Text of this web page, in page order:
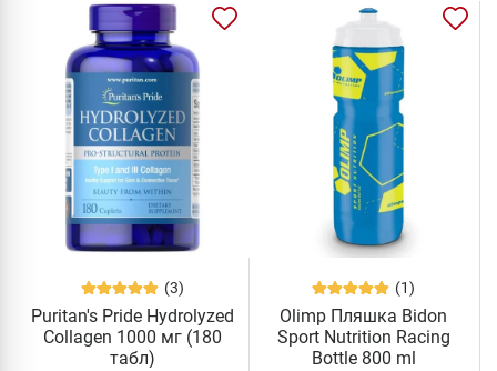
(3)
Puritan's Pride Hydrolyzed
Collagen 1000 мг (180
табл)
(1)
Olimp Пляшка Bidon
Sport Nutrition Racing
Bottle 800 ml